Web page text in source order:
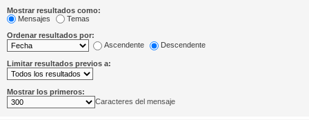
Mostrar resultados como:
Mensajes
Temas
Ordenar resultados por:
Ascendente
Descendente
Limitar resultados previos a:
Mostrar los primeros:
Caracteres del mensaje